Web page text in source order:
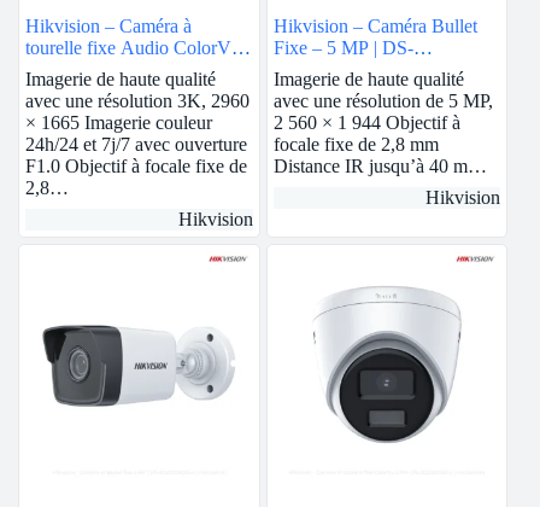
Hikvision – Caméra à
tourelle fixe Audio ColorVu
3K | DS-2CE70KF0T-MFS
Imagerie de haute qualité
avec une résolution 3K, 2960
× 1665 Imagerie couleur
24h/24 et 7j/7 avec ouverture
F1.0 Objectif à focale fixe de
2,8…
Hikvision
Hikvision – Caméra Bullet
Fixe – 5 MP | DS-
2CE17H0T-IT3F
Imagerie de haute qualité
avec une résolution de 5 MP,
2 560 × 1 944 Objectif à
focale fixe de 2,8 mm
Distance IR jusqu’à 40 m…
Hikvision